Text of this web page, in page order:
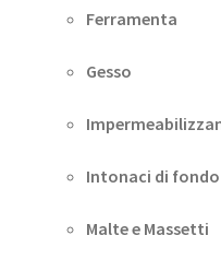
Ferramenta
Gesso
Intonaci di fondo
Malte e Massetti